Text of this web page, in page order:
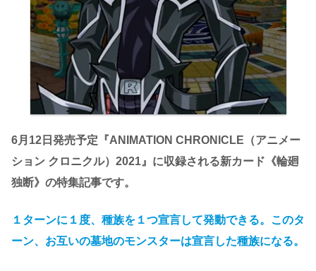
6月12日発売予定『ANIMATION CHRONICLE（アニメー
ション クロニクル）2021』に収録される新カード《輪廻
独断》の特集記事です。
１ターンに１度、種族を１つ宣言して発動できる。このタ
ーン、お互いの墓地のモンスターは宣言した種族になる。